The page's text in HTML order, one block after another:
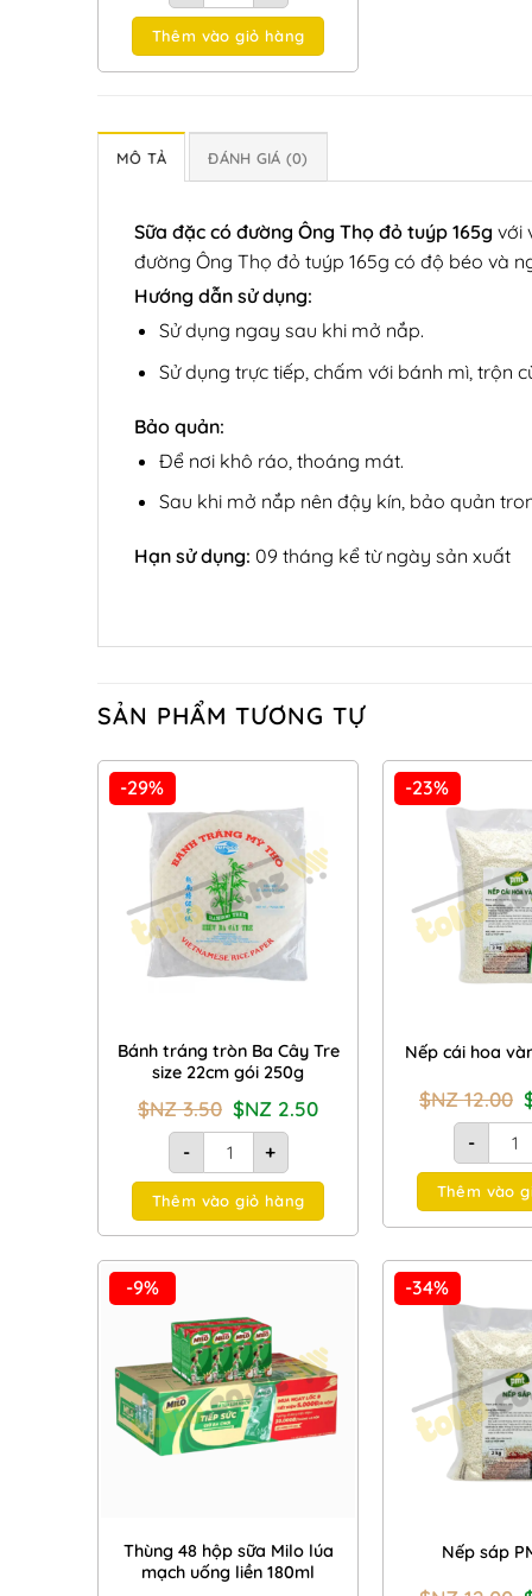
4.50.
3.30.
Thêm vào giỏ hàng
MÔ TẢ ĐÁNH GIÁ (0)
Sữa đặc có đường Ông Thọ đỏ tuýp 165g với
đường Ông Thọ đỏ tuýp 165g có độ béo và
Hướng dẫn sử dụng:
Sử dụng ngay sau khi mở nắp.
Sử dụng trực tiếp, chấm với bánh mì, trộn
Bảo quản:
Để nơi khô ráo, thoáng mát.
Sau khi mở nắp nên đậy kín, bảo quản
Hạn sử dụng: 09 tháng kể từ ngày sản xuất
SẢN PHẨM TƯƠNG TỰ
-29%
Add to
Wishlist
Bánh tráng tròn Ba Cây Tre
size 22cm gói 250g
$NZ3.50 Giá
gốc
là:
3.50.
$NZ 2.50Giá
hiện
2.50.
-
Bánh tráng tròn Ba Cây Tre size 22cm gói
+
Thêm vào giỏ hàng
-23%
Nếp cái hoa
$NZ12.00
-
Nếp
Thêm vào
-9%
Add to
Wishlist
Thùng 48 hộp sữa Milo lúa
mạch uống liền 180ml
-34%
Nếp sáp